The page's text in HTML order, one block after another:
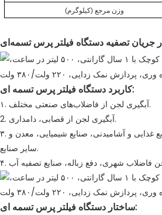
وزن مرجع (کیلوگرم)
کاربرد دستگاه فیلتر پرس تسمه ای:
۱. آبگیری لجن از فاضلاب‌های صنعتی مختلف.
2. آبگیری لجن از قصابی، دامداری.
۳. جداسازی دوغاب و آب در صنایع غذایی و آشامیدنی، صنایع شیمیایی، معدن و
سایر صنایع.
ساختار دستگاه فیلتر پرس تسمه ای: